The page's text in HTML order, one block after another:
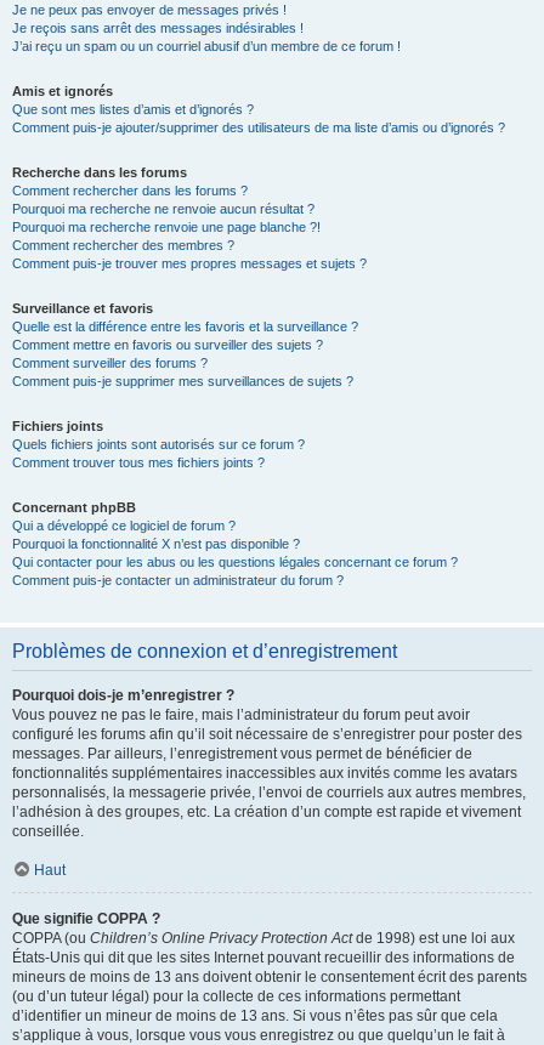
Je ne peux pas envoyer de messages privés !
Je reçois sans arrêt des messages indésirables !
J’ai reçu un spam ou un courriel abusif d’un membre de ce forum !
Amis et ignorés
Que sont mes listes d’amis et d’ignorés ?
Comment puis-je ajouter/supprimer des utilisateurs de ma liste d’amis ou d’ignorés ?
Recherche dans les forums
Comment rechercher dans les forums ?
Pourquoi ma recherche ne renvoie aucun résultat ?
Pourquoi ma recherche renvoie une page blanche ?!
Comment rechercher des membres ?
Comment puis-je trouver mes propres messages et sujets ?
Surveillance et favoris
Quelle est la différence entre les favoris et la surveillance ?
Comment mettre en favoris ou surveiller des sujets ?
Comment surveiller des forums ?
Comment puis-je supprimer mes surveillances de sujets ?
Fichiers joints
Quels fichiers joints sont autorisés sur ce forum ?
Comment trouver tous mes fichiers joints ?
Concernant phpBB
Qui a développé ce logiciel de forum ?
Pourquoi la fonctionnalité X n’est pas disponible ?
Qui contacter pour les abus ou les questions légales concernant ce forum ?
Comment puis-je contacter un administrateur du forum ?
Problèmes de connexion et d’enregistrement
Pourquoi dois-je m’enregistrer ?
Vous pouvez ne pas le faire, mais l’administrateur du forum peut avoir
configuré les forums afin qu’il soit nécessaire de s’enregistrer pour poster des
messages. Par ailleurs, l’enregistrement vous permet de bénéficier de
fonctionnalités supplémentaires inaccessibles aux invités comme les avatars
personnalisés, la messagerie privée, l’envoi de courriels aux autres membres,
l’adhésion à des groupes, etc. La création d’un compte est rapide et vivement
conseillée.
Haut
Que signifie COPPA ?
COPPA (ou Children’s Online Privacy Protection Actde 1998) est une loi aux
États-Unis qui dit que les sites Internet pouvant recueillir des informations de
mineurs de moins de 13 ans doivent obtenir le consentement écrit des parents
(ou d’un tuteur légal) pour la collecte de ces informations permettant
d’identifier un mineur de moins de 13 ans. Si vous n’êtes pas sûr que cela
s’applique à vous, lorsque vous vous enregistrez ou que quelqu’un le fait à